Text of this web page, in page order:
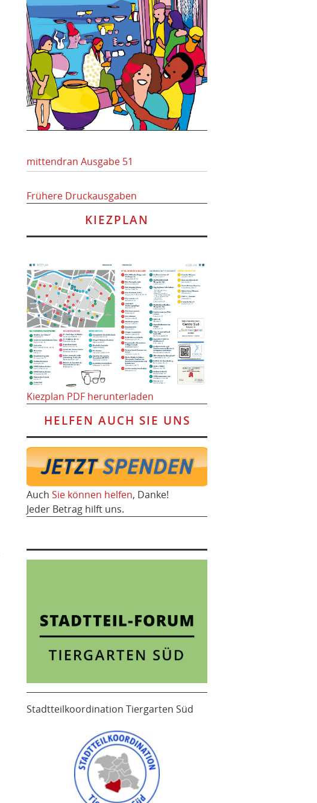
mittendran Ausgabe 51
Frühere Druckausgaben
KIEZPLAN
Kiezplan PDF herunterladen
HELFEN AUCH SIE UNS
Auch Sie können helfen, Danke!
Jeder Betrag hilft uns.
Stadtteilkoordination Tiergarten Süd